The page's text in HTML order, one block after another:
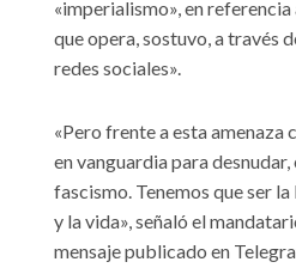
«imperialismo», en referencia
que opera, sostuvo, a través
redes sociales».
«Pero frente a esta amenaza
en vanguardia para
fascismo. Tenemos que ser
y la vida», señaló el
mensaje publicado en